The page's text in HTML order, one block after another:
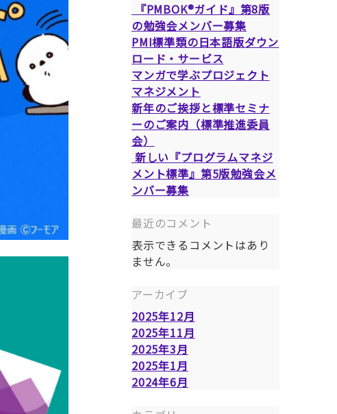
『PMBOK®ガイド』第8版
の勉強会メンバー募集
PMI標準類の日本語版ダウン
ロード・サービス
マンガで学ぶプロジェクト
マネジメント
新年のご挨拶と標準セミナ
ーのご案内（標準推進委員
会）
新しい『プログラムマネジ
メント標準』第5版勉強会メ
ンバー募集
最近のコメント
表示できるコメントはあり
ません。
アーカイブ
2025年12月
2025年11月
2025年3月
2025年1月
2024年6月